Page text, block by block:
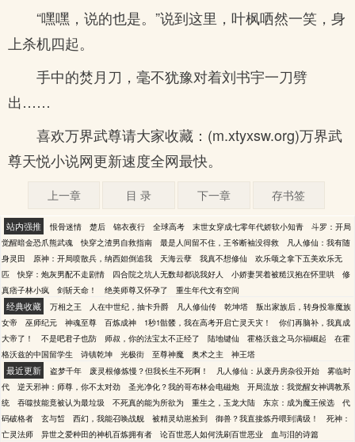
“嘿嘿，说的也是。”说到这里，叶枫哂然一笑，身
上杀机四起。
手中的焚月刀，毫不犹豫对着刘书宇一刀劈
出……
喜欢万界武尊请大家收藏：(m.xtyxsw.org)万界武
尊天悦小说网更新速度全网最快。
上一章 目 录 下一章 存书签
站内强推 恨骨迷情 楚后 锦衣夜行 全球高考 末世女穿成七零年代娇软小知青
斗罗：开局
觉醒暗金恐爪熊武魂
快穿之渣男自救指南 最是人间留不住，王爷断袖没得救
凡人修仙：我有随
身灵田
原神：开局喷散兵，纳西妲倒追我 天海云孽 我真不想修仙
欢乐颂之拿下五美欢乐无
匹
快穿：炮灰男配不走剧情 四合院之坑人无数却都说我好人 小娇妻哭着被糙汉抱在怀里哄
修
真痞子林小疯
剑斩天命！ 绝美师尊又怀孕了 重生年代文有空间
经典收藏 万相之王 人在中世纪，抽卡升爵 凡人修仙传 乾坤塔
叛出家族后，转身投靠魔族
女帝
巫师纪元 神魂至尊 百炼成神 1秒1骷髅，我在高考开启亡灵天灾！
你们再脑补，我真成
大帝了！
不是吧君子也防 师叔，你的法宝太不正经了 陆地键仙 霍格沃兹之马尔福崛起
在霍
格沃兹的中国留学生
诗镇乾坤 光极街 至尊神魔 奥术之主 神王塔
最近更新 盗梦千年 废灵根修炼慢？但我长生不死啊！ 凡人修仙：从废丹房杂役开始
雾临时
代
逆天邪神：师尊，你不太对劲 圣光净化？我的哥布林会电磁炮
开局流放：我觉醒女神调教系
统
吞噬技能竟被认为最垃圾 不死真的能为所欲为 重生之，玉龙大陆 东京：成为魔王候选
代
码破格者
玄与皙 西幻，我能召唤战舰 被精灵幼崽捡到 御兽？我直接炼丹喂到满级！
死神：
亡灵法师
异世之爱种田的神机百炼拥有者 论百世恶人如何洗刷百世恶业 血与泪的诗篇